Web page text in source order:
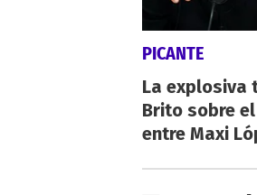
PICANTE
La explosiva
Brito sobre
entre Maxi